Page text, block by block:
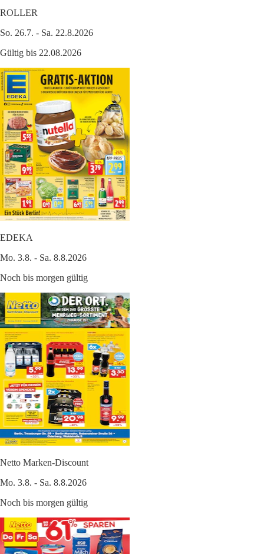
ROLLER
So. 26.7. - Sa. 22.8.2026
Gültig bis 22.08.2026
EDEKA
Mo. 3.8. - Sa. 8.8.2026
Noch bis morgen gültig
Netto Marken-Discount
Mo. 3.8. - Sa. 8.8.2026
Noch bis morgen gültig